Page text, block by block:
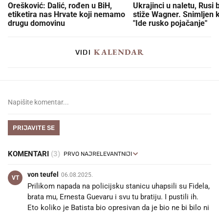
Orešković: Dalić, rođen u BiH,
etiketira nas Hrvate koji nemamo
drugu domovinu
Ukrajinci u naletu, Rusi
stiže Wagner. Snimljen
"Ide rusko pojačanje"
VIDI KALENDAR
PRIJAVITE SE
KOMENTARI (3)
VT von teufel 06.08.2025.
Prilikom napada na policijsku stanicu uhapsili su Fidela,
brata mu, Ernesta Guevaru i svu tu bratiju. I pustili ih.
Eto koliko je Batista bio opresivan da je bio ne bi bilo ni